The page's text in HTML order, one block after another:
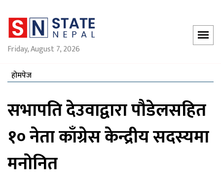
Friday, August 7, 2026
होमपेज
सभापति देउवाद्वारा पौडेलसहित
१० नेता काँग्रेस केन्द्रीय सदस्यमा
मनोनित